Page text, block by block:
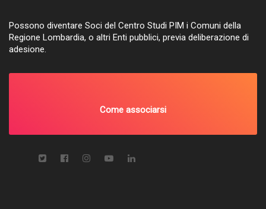
Possono diventare Soci del Centro Studi PIM i Comuni della
Regione Lombardia, o altri Enti pubblici, previa deliberazione di
adesione.
Come associarsi